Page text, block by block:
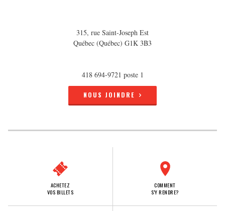
315, rue Saint-Joseph Est
Québec (Québec) G1K 3B3
418 694-9721 poste 1
NOUS JOINDRE
ACHETEZ
VOS BILLETS
COMMENT
S'Y RENDRE?